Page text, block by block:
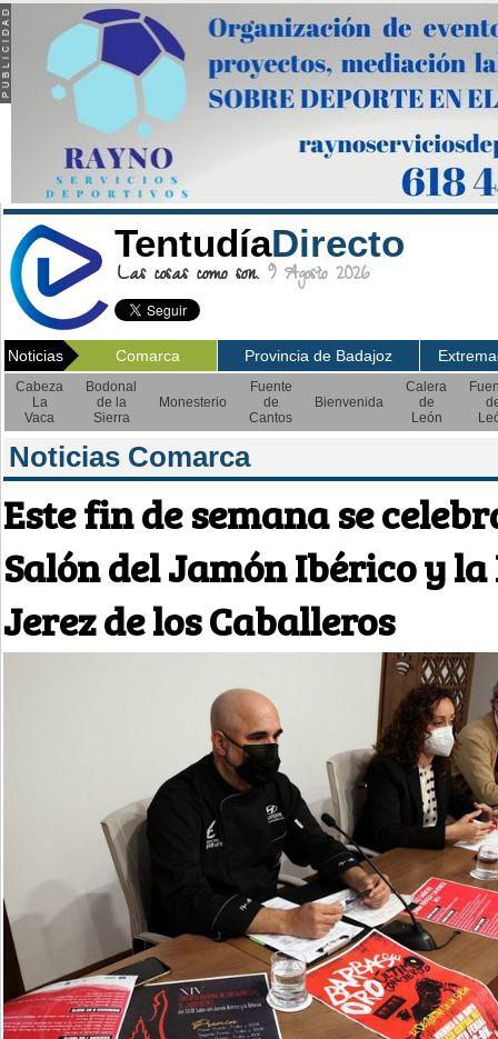
TentudíaDirecto
Las cosas como son. 9 Agosto 2026
Noticias Comarca Provincia de Badajoz
Cabeza
La
Vaca
Bodonal
de la
Sierra
Monesterio
Fuente
de
Cantos
Bienvenida
Calera
de
León
Noticias Comarca
Este fin de semana se
Salón del Jamón Ibérico y la
Jerez de los Caballeros